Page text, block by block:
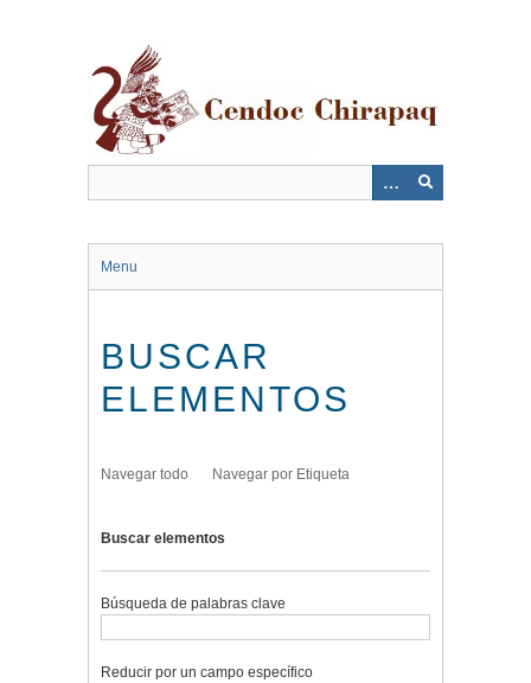
Menu
BUSCAR
ELEMENTOS
Navegar todo Navegar por Etiqueta
Buscar elementos
Búsqueda de palabras clave
Reducir por un campo específico